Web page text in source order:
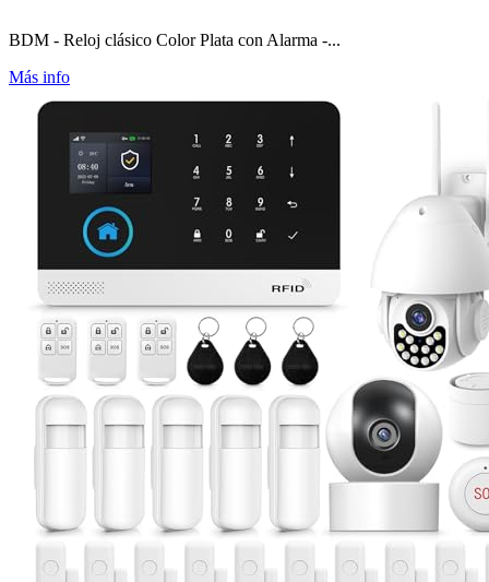
BDM - Reloj clásico Color Plata con Alarma -...
Más info